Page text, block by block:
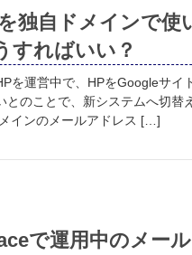
独自ドメインで使
すればいい？
を運営中で、HPをGoogleサイ
とのことで、新システムへ切替
インのメールアドレス […]
で運用中のメー